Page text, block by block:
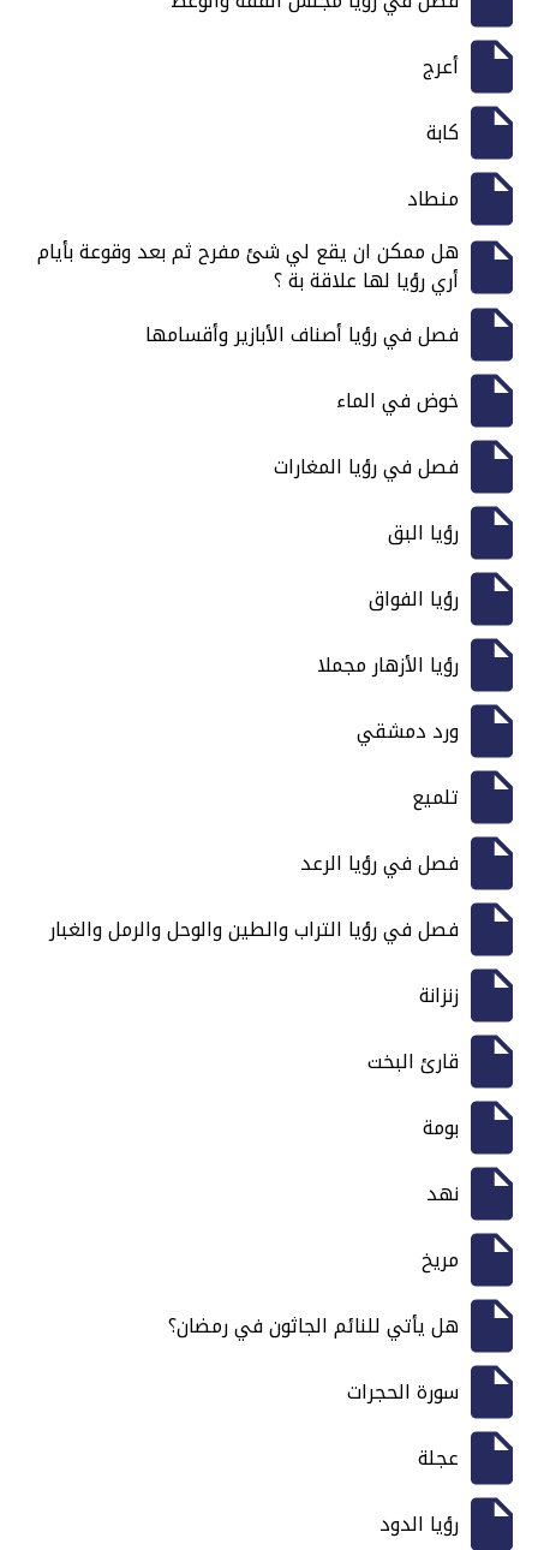
أعرج
كابة
منطاد
هل ممكن ان يقع لي شئ مفرح ثم بعد وقوعة بأيام
أري رؤيا لها علاقة بة ؟
فصل في رؤيا أصناف الأبازير وأقسامها
خوض في الماء
فصل في رؤيا المغارات
رؤيا البق
رؤيا الفواق
رؤيا الأزهار مجملا
ورد دمشقي
تلميع
فصل في رؤيا الرعد
فصل في رؤيا التراب والطين والوحل والرمل والغبار
زنزانة
قارئ البخت
بومة
نهد
مريخ
هل يأتي للنائم الجاثون في رمضان؟
سورة الحجرات
عجلة
رؤيا الدود